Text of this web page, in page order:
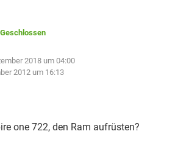
2018 um 04:00
2012 um 16:13
one 722, den Ram aufrüsten?